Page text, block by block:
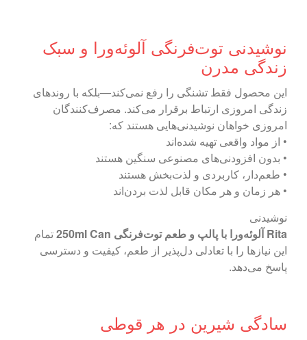
نوشیدنی توت‌فرنگی آلوئه‌ورا و سبک
زندگی مدرن
این محصول فقط تشنگی را رفع نمی‌کند—بلکه با روندهای
زندگی امروزی ارتباط برقرار می‌کند. مصرف‌کنندگان
امروزی خواهان نوشیدنی‌هایی هستند که:
• از مواد واقعی تهیه شده‌اند
• بدون افزودنی‌های مصنوعی سنگین هستند
• طعم‌دار، کاربردی و لذت‌بخش هستند
• هر زمان و هر مکان قابل لذت بردن‌اند
نوشیدنی
Rita آلوئه‌ورا با پالپ و طعم توت‌فرنگی 250ml Can
تمام
این نیازها را با تعادلی دل‌پذیر از طعم، کیفیت و دسترسی
پاسخ می‌دهد.
سادگی شیرین در هر قوطی